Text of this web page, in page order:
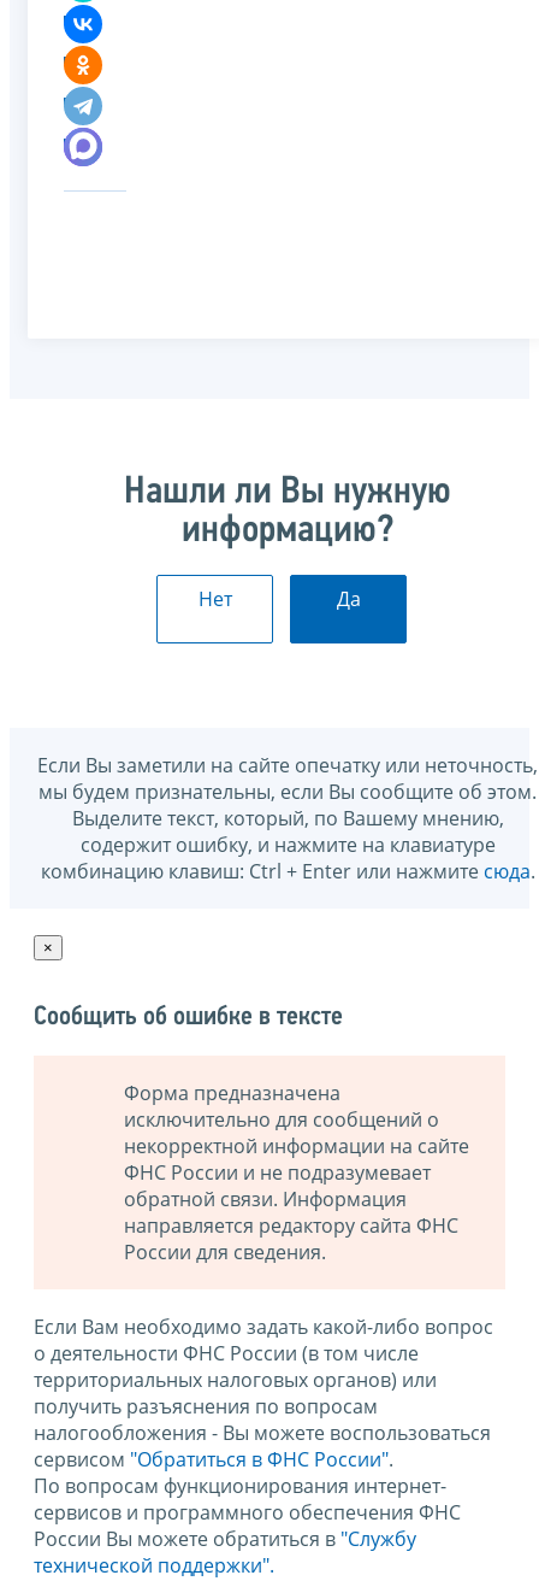
Нашли ли Вы нужную
информацию?
Нет Да
Если Вы заметили на сайте опечатку или неточность,
мы будем признательны, если Вы сообщите об этом.
Выделите текст, который, по Вашему мнению,
содержит ошибку, и нажмите на клавиатуре
комбинацию клавиш: Ctrl + Enter или нажмите сюда.
×
Сообщить об ошибке в тексте
Форма предназначена
исключительно для сообщений о
некорректной информации на сайте
ФНС России и не подразумевает
обратной связи. Информация
направляется редактору сайта ФНС
России для сведения.
Если Вам необходимо задать какой-либо вопрос
о деятельности ФНС России (в том числе
территориальных налоговых органов) или
получить разъяснения по вопросам
налогообложения - Вы можете воспользоваться
сервисом "Обратиться в ФНС России".
По вопросам функционирования интернет-
сервисов и программного обеспечения ФНС
России Вы можете обратиться в "Службу
технической поддержки".